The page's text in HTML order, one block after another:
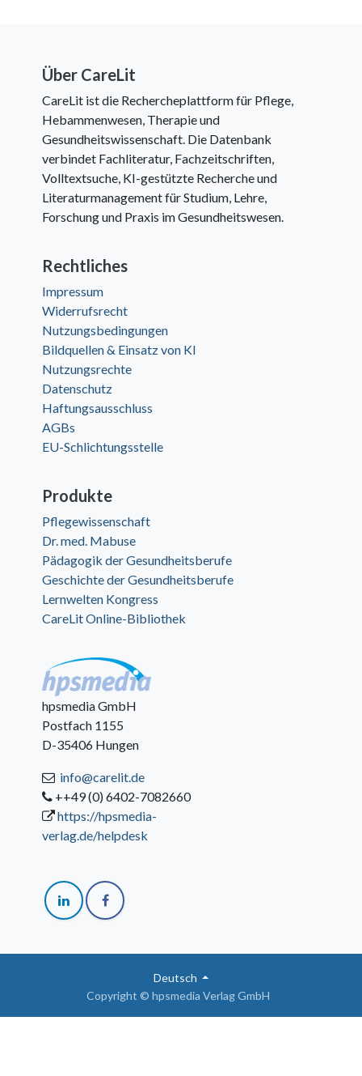
Über CareLit
CareLit ist die Rechercheplattform für Pflege,
Hebammenwesen, Therapie und
Gesundheitswissenschaft. Die Datenbank
verbindet Fachliteratur, Fachzeitschriften,
Volltextsuche, KI-gestützte Recherche und
Literaturmanagement für Studium, Lehre,
Forschung und Praxis im Gesundheitswesen.
Rechtliches
Impressum
Widerrufsrecht
Nutzungsbedingungen
Bildquellen & Einsatz von KI
Nutzungsrechte
Datenschutz
Haftungsausschluss
AGBs
EU-Schlichtungsstelle
Produkte
Pflegewissenschaft
Dr. med. Mabuse
Pädagogik der Gesundheitsberufe
Geschichte der Gesundheitsberufe
Lernwelten Kongress
CareLit Online-Bibliothek
hpsmedia GmbH
Postfach 1155
D-35406 Hungen
info@carelit.de
++49 (0) 6402-7082660
https://hpsmedia-
verlag.de/helpdesk
Copyright © hpsmedia Verlag GmbH
Deutsch